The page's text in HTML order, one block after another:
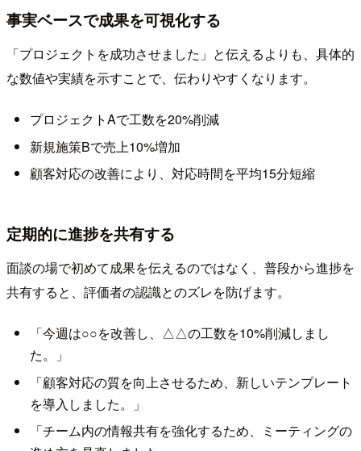
事実ベースで成果を可視化する
「プロジェクトを成功させました」と伝えるよりも、具体的
な数値や実績を示すことで、伝わりやすくなります。
プロジェクトAで工数を20%削減
新規施策Bで売上10%増加
顧客対応の改善により、対応時間を平均15分短縮
定期的に進捗を共有する
面談の場で初めて成果を伝えるのではなく、普段から進捗を
共有すると、評価者の認識とのズレを防げます。
「今週は○○を改善し、△△の工数を10%削減しまし
た。」
「顧客対応の質を向上させるため、新しいテンプレート
を導入しました。」
「チーム内の情報共有を強化するため、ミーティングの